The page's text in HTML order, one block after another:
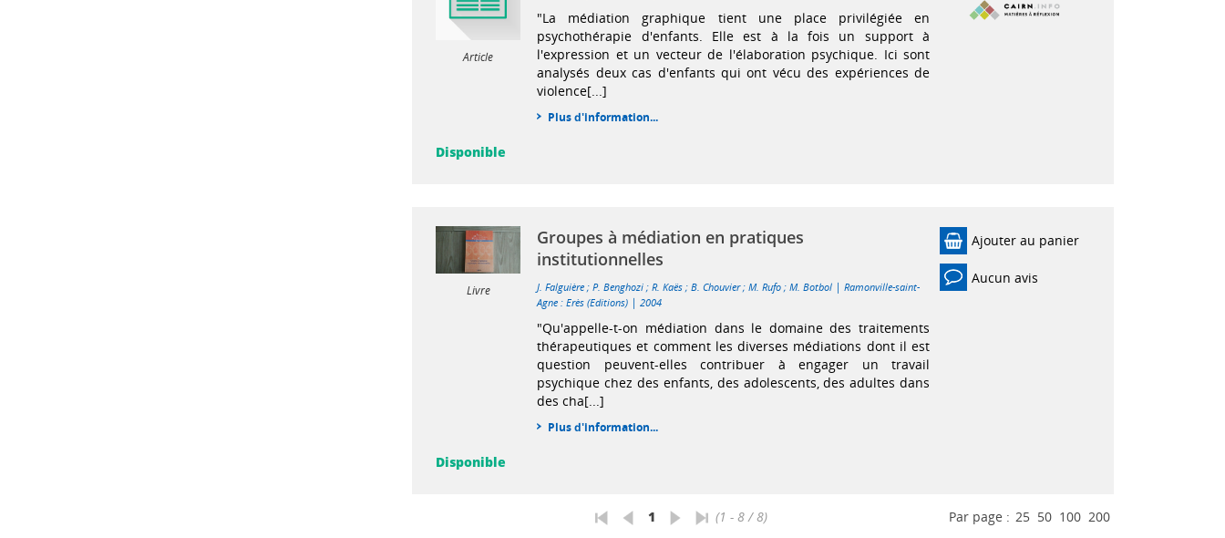
Article
"La médiation graphique tient une place privilégiée en
psychothérapie d'enfants. Elle est à la fois un support à
l'expression et un vecteur de l'élaboration psychique. Ici sont
analysés deux cas d'enfants qui ont vécu des expériences de
violence[...]
Plus d'information...
Disponible
Livre
Groupes à médiation en pratiques
institutionnelles
J. Falguière ;P. Benghozi ;R. Kaës ;B. Chouvier;M. Rufo ;M. Botbol |Ramonville-saint-
Agne : Erès (Editions) |2004
"Qu'appelle-t-on médiation dans le domaine des traitements
thérapeutiques et comment les diverses médiations dont il est
question peuvent-elles contribuer à engager un travail
psychique chez des enfants, des adolescents, des adultes dans
des cha[...]
Plus d'information...
Ajouter au panier
Aucun avis
Disponible
1 (1 - 8 / 8) Par page : 25 50 100 200